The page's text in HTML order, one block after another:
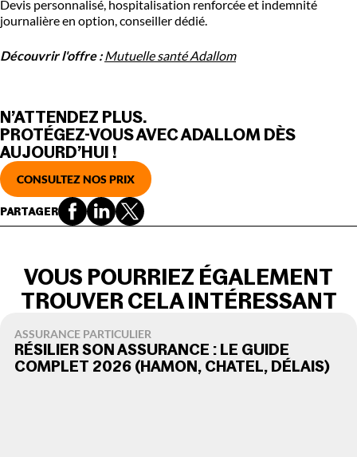
Devis personnalisé, hospitalisation renforcée et indemnité
journalière en option, conseiller dédié.
Découvrir l'offre : Mutuelle santé Adallom
N’ATTENDEZ PLUS.
PROTÉGEZ-VOUS AVEC ADALLOM DÈS
AUJOURD’HUI !
CONSULTEZ NOS PRIX
PARTAGER
VOUS POURRIEZ ÉGALEMENT
TROUVER CELA INTÉRESSANT
ASSURANCE PARTICULIER
RÉSILIER SON ASSURANCE : LE GUIDE
COMPLET 2026 (HAMON, CHATEL, DÉLAIS)